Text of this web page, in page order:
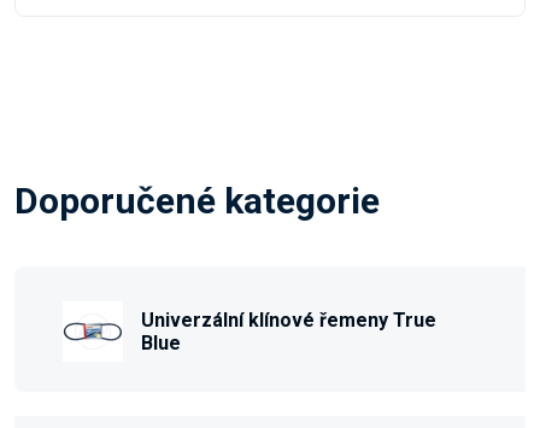
Doporučené kategorie
Univerzální klínové řemeny True
Blue